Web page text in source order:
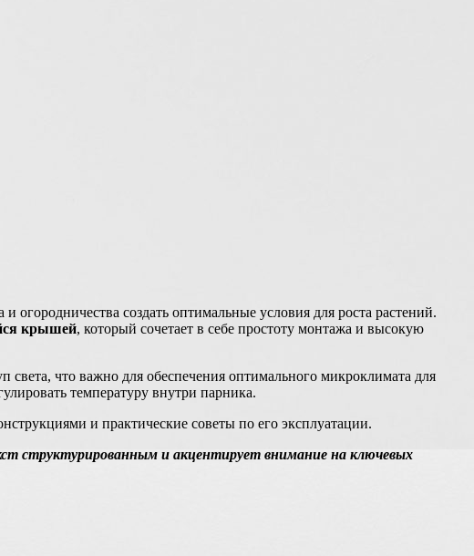
огородничества создать оптимальные условия для роста растений.
крышей, который сочетает в себе простоту монтажа и высокую
света, что важно для обеспечения оптимального микроклимата для
температуру внутри парника.
и практические советы по его эксплуатации.
структурированным и акцентирует внимание на ключевых